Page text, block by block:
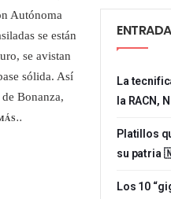
Autónoma
se están
se avistan
sólida. Así
Bonanza,
La
la RACN,
Platillos
su patria
Los 10